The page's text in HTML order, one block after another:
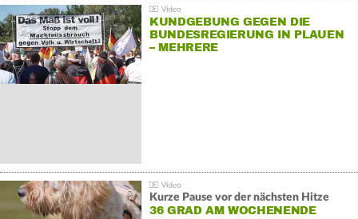
KUNDGEBUNG GEGEN DIE
BUNDESREGIERUNG IN PLAUEN
– MEHRERE
Kurze Pause vor der nächsten Hitze
36 GRAD AM WOCHENENDE